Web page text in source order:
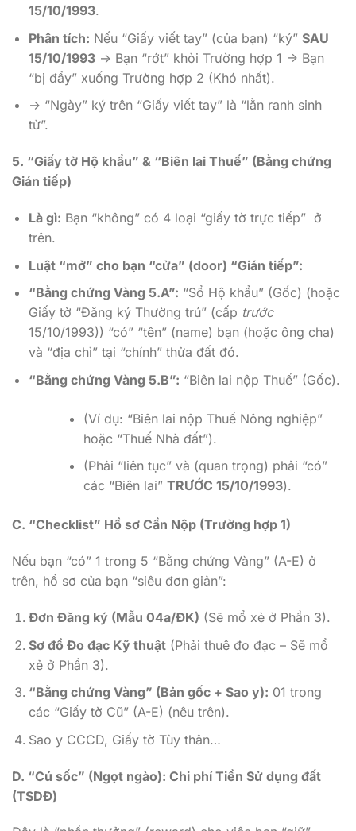
15/10/1993.
Phân tích: Nếu “Giấy viết tay” (của bạn) “ký” SAU
15/10/1993-> Bạn “rớt” khỏi Trường hợp 1 -> Bạn
“bị đẩy” xuống Trường hợp 2 (Khó nhất).
-> “Ngày” ký trên “Giấy viết tay” là “lằn ranh sinh
tử”.
5. “Giấy tờ Hộ khẩu” & “Biên lai Thuế” (Bằng chứng
Gián tiếp)
Là gì: Bạn “không” có 4 loại “giấy tờ trực tiếp” ở
trên.
Luật “mở” cho bạn “cửa” (door) “Gián tiếp”:
“Bằng chứng Vàng 5.A”: “Sổ Hộ khẩu” (Gốc) (hoặc
Giấy tờ “Đăng ký Thường trú” (cấp trước
15/10/1993)) “có” “tên” (name) bạn (hoặc ông cha)
và “địa chỉ” tại “chính” thửa đất đó.
“Bằng chứng Vàng 5.B”: “Biên lai nộp Thuế” (Gốc).
(Ví dụ: “Biên lai nộp Thuế Nông nghiệp”
hoặc “Thuế Nhà đất”).
(Phải “liên tục” và (quan trọng) phải “có”
các “Biên lai” TRƯỚC 15/10/1993).
C. “Checklist” Hồ sơ Cần Nộp (Trường hợp 1)
Nếu bạn “có” 1 trong 5 “Bằng chứng Vàng” (A-E) ở
trên, hồ sơ của bạn “siêu đơn giản”:
Đơn Đăng ký (Mẫu 04a/ĐK) (Sẽ mổ xẻ ở Phần 3).
Sơ đồ Đo đạc Kỹ thuật(Phải thuê đo đạc – Sẽ mổ
xẻ ở Phần 3).
“Bằng chứng Vàng” (Bản gốc + Sao y): 01 trong
các “Giấy tờ Cũ” (A-E) (nêu trên).
Sao y CCCD, Giấy tờ Tùy thân…
D. “Cú sốc” (Ngọt ngào): Chi phí Tiền Sử dụng đất
(TSDĐ)